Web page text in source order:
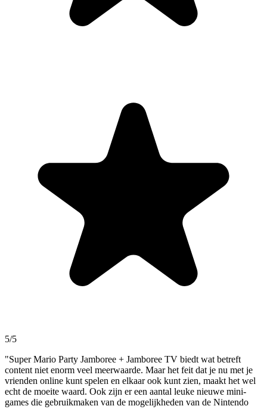
5/5
"Super Mario Party Jamboree + Jamboree TV biedt wat betreft
content niet enorm veel meerwaarde. Maar het feit dat je nu met je
vrienden online kunt spelen en elkaar ook kunt zien, maakt het wel
echt de moeite waard. Ook zijn er een aantal leuke nieuwe mini-
games die gebruikmaken van de mogelijkheden van de Nintendo